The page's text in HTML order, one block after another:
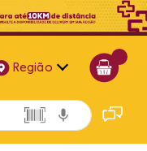
Região
Alagoas
Bahia